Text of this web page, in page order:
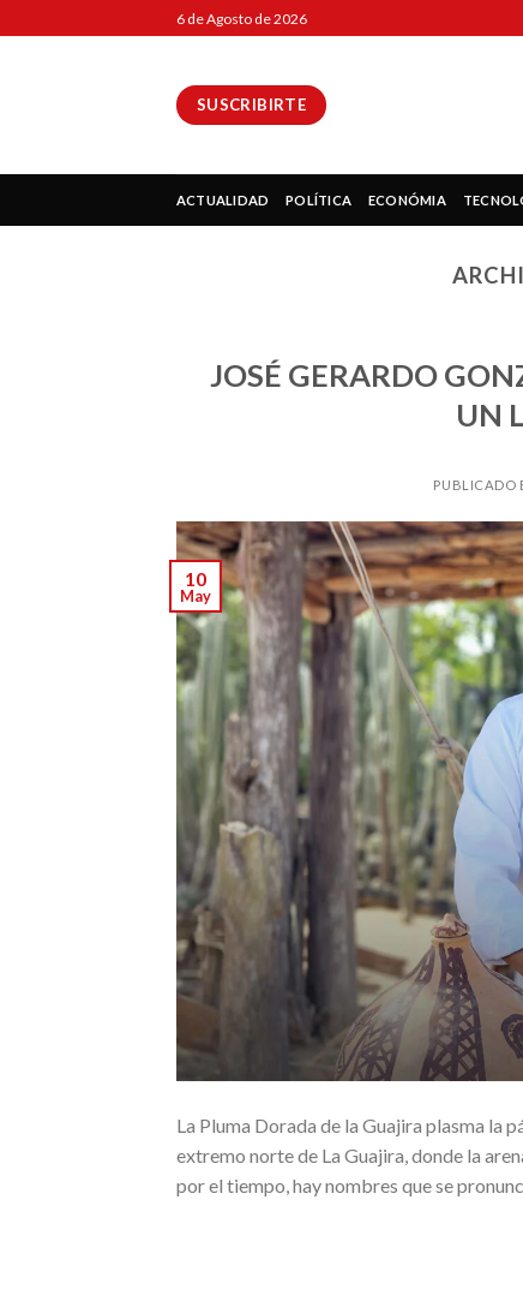
to
6 de Agosto de 2026
SUSCRIBIRTE
ACTUALIDAD POLÍTICA ECONÓMIA
JOSÉ GERARDO
UN
PUBLICADO
10
May
La Pluma Dorada de la Guajira plasma la
extremo norte de La Guajira, donde la
por el tiempo, hay nombres que se